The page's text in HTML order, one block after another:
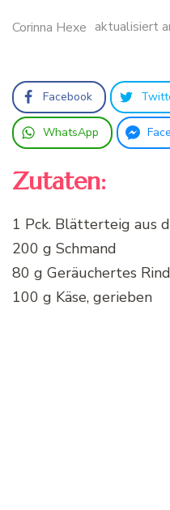
Corinna Hexe aktualisiert
Facebook
WhatsApp
Zutaten:
1 Pck. Blätterteig aus
200 g Schmand
80 g Geräuchertes
100 g Käse, gerieben